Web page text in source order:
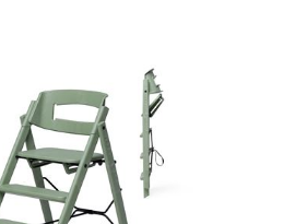
leveringstid hos Mimmis
fri retur ved bytte.